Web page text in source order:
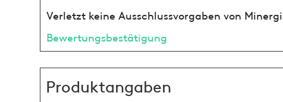
Verletzt keine Ausschlussvorgaben von
Bewertungsbestätigung
Produktangaben